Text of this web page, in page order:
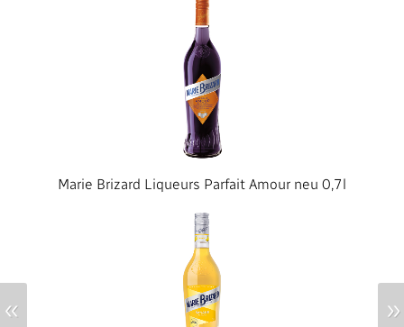
Marie Brizard Liqueurs Parfait Amour neu 0,7l
« »